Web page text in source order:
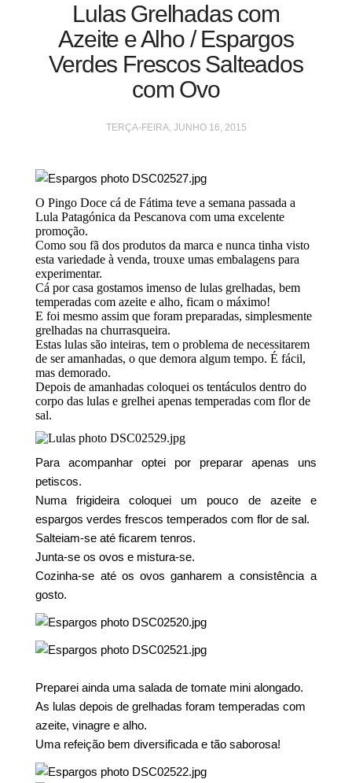
Lulas Grelhadas com
Azeite e Alho / Espargos
Verdes Frescos Salteados
com Ovo
TERÇA-FEIRA, JUNHO 16, 2015
O Pingo Doce cá de Fátima teve a semana passada a
Lula Patagónica da Pescanova com uma excelente
promoção.
Como sou fã dos produtos da marca e nunca tinha visto
esta variedade à venda, trouxe umas embalagens para
experimentar.
Cá por casa gostamos imenso de lulas grelhadas, bem
temperadas com azeite e alho, ficam o máximo!
E foi mesmo assim que foram preparadas, simplesmente
grelhadas na churrasqueira.
Estas lulas são inteiras, tem o problema de necessitarem
de ser amanhadas, o que demora algum tempo. É fácil,
mas demorado.
Depois de amanhadas coloquei os tentáculos dentro do
corpo das lulas e grelhei apenas temperadas com flor de
sal.
Para acompanhar optei por preparar apenas uns
petiscos.
Numa frigideira coloquei um pouco de azeite e
espargos verdes frescos temperados com flor de sal.
Salteiam-se até ficarem tenros.
Junta-se os ovos e mistura-se.
Cozinha-se até os ovos ganharem a consistência a
gosto.
Preparei ainda uma salada de tomate mini alongado.
As lulas depois de grelhadas foram temperadas com
azeite, vinagre e alho.
Uma refeição bem diversificada e tão saborosa!